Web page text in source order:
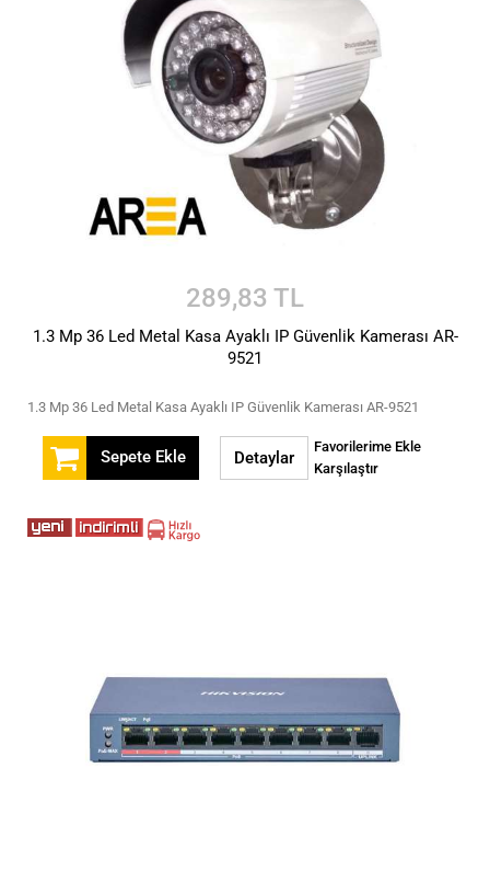
289,83 TL
1.3 Mp 36 Led Metal Kasa Ayaklı IP Güvenlik Kamerası AR-
9521
1.3 Mp 36 Led Metal Kasa Ayaklı IP Güvenlik Kamerası AR-9521
Sepete Ekle Detaylar
Favorilerime Ekle
Karşılaştır